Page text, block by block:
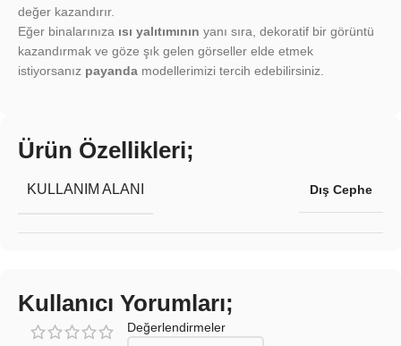
değer kazandırır.
Eğer binalarınıza ısı yalıtımının yanı sıra, dekoratif bir görüntü
kazandırmak ve göze şık gelen görseller elde etmek
istiyorsanız payanda modellerimizi tercih edebilirsiniz.
Ürün Özellikleri;
KULLANIM ALANI Dış Cephe
Kullanıcı Yorumları;
Değerlendirmeler